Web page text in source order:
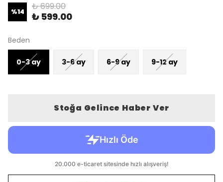
%14 ₺ 699.00
₺ 599.00
Beden
0-3 ay 3-6 ay 6-9 ay 9-12 ay
Stoğa Gelince Haber Ver